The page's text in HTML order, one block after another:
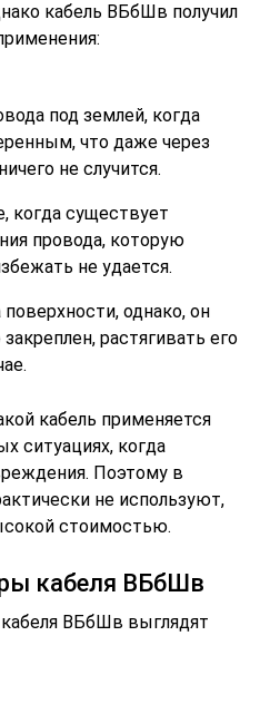
кабель ВБбШв получил
под землей, когда
что даже через
не случится.
когда существует
провода, которую
не удается.
однако, он
растягивать его
кабель применяется
ситуациях, когда
Поэтому в
не используют,
стоимостью.
кабеля ВБбШв
ВБбШв выглядят